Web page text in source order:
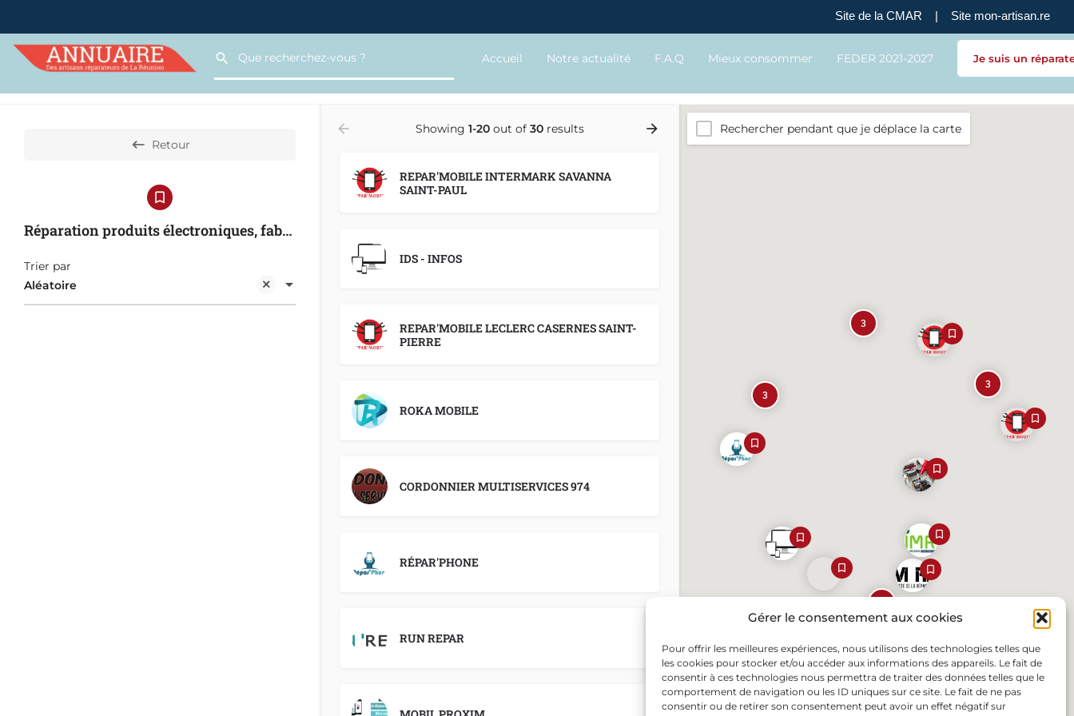
Site de la CMAR | Site mon-artisan.re
Gérer le consentement aux cookies
Pour offrir les meilleures expériences, nous utilisons des technologies telles que
les cookies pour stocker et/ou accéder aux informations des appareils. Le fait de
consentir à ces technologies nous permettra de traiter des données telles que le
comportement de navigation ou les ID uniques sur ce site. Le fait de ne pas
consentir ou de retirer son consentement peut avoir un effet négatif sur
Accueil Notre actualité F.A.Q Mieux consommer FEDER 2021-2027 Je suis un
Retour
Réparation produits électroniques, fabrication, vente
Aléatoire
Trier par
Showing 1-20out of 30results
REPAR'MOBILE INTERMARK SAVANNA
SAINT-PAUL
IDS - INFOS
REPAR'MOBILE LECLERC CASERNES SAINT-
PIERRE
ROKA MOBILE
CORDONNIER MULTISERVICES 974
RÉPAR'PHONE
RUN REPAR
3
3
3
Rechercher pendant que je déplace la carte